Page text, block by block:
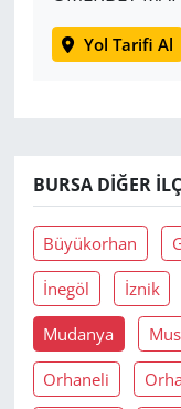
Yol Tarifi Al
BURSA DIĞER
Büyükorhan
İnegöl İznik
Mudanya
Orhaneli